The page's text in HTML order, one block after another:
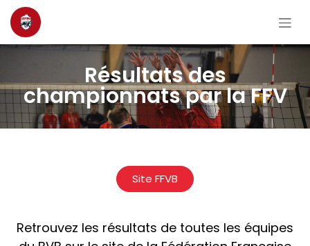
Se rendre au contenu
Résultats des
championnats par la FFV
Site FFVB
Retrouvez les résultats de toutes les équipes